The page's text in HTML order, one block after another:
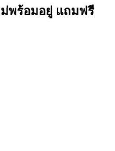
พร้อมอยู่ แถมฟรี